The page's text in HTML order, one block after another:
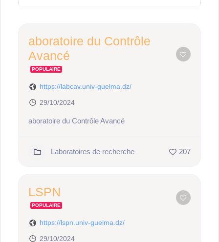
aboratoire du Contrôle
Avancé
POPULAIRE
https://labcav.univ-guelma.dz/
29/10/2024
aboratoire du Contrôle Avancé
Laboratoires de recherche 207
LSPN
POPULAIRE
https://lspn.univ-guelma.dz/
29/10/2024